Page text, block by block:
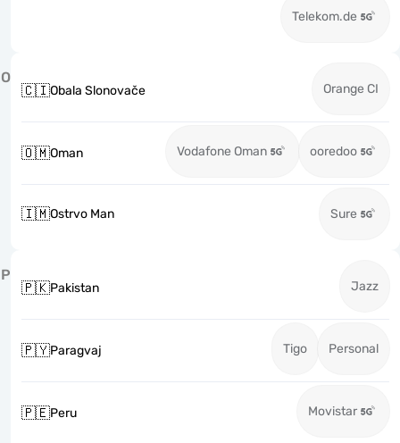
Telekom.de
O
🇨🇮Obala Slonovače Orange CI
🇴🇲Oman Vodafone Oman ooredoo
🇮🇲Ostrvo Man Sure
P
🇵🇰Pakistan Jazz
🇵🇾Paragvaj Tigo Personal
🇵🇪Peru Movistar